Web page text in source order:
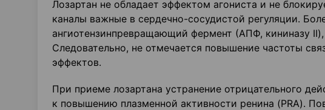
Лозартан не обладает эффектом агониста и не
каналы важные в сердечно-сосудистой регуляции.
ангиотензинпревращающий фермент (АПФ, кининазу
Следовательно, не отмечается повышение частоты
эффектов.
При приеме лозартана устранение отрицательного
к повышению плазменной активности ренина (PRA).